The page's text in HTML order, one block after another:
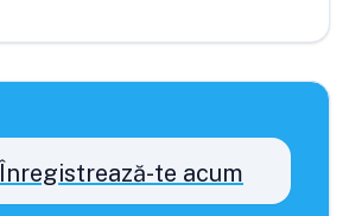
Înregistrează-te acum